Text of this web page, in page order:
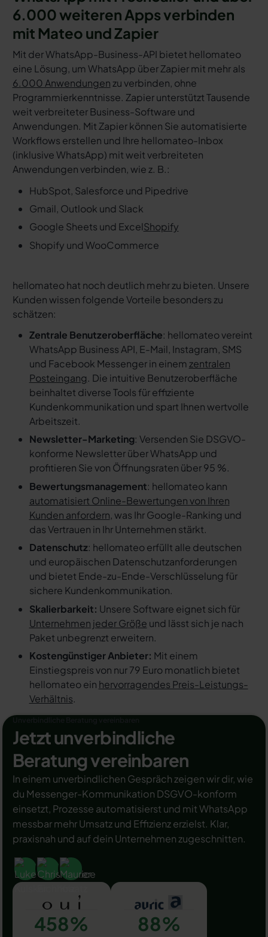
6.000 weiteren Apps verbinden
mit Mateo und Zapier
Mit der WhatsApp-Business-API bietet hellomateo
eine Lösung, um WhatsApp über Zapier mit mehr als
6.000 Anwendungenzu verbinden, ohne
Programmierkenntnisse. Zapier unterstützt Tausende
weit verbreiteter Business-Software und
Anwendungen. Mit Zapier können Sie automatisierte
Workflows erstellen und Ihre hellomateo-Inbox
(inklusive WhatsApp) mit weit verbreiteten
Anwendungen verbinden, wie z. B.:
HubSpot, Salesforce und Pipedrive
Gmail, Outlook und Slack
Google Sheets und ExcelShopify
Shopify und WooCommerce
hellomateo hat noch deutlich mehr zu bieten. Unsere
Kunden wissen folgende Vorteile besonders zu
schätzen:
Zentrale Benutzeroberfläche: hellomateo vereint
WhatsApp Business API, E-Mail, Instagram, SMS
und Facebook Messenger in einem zentralen
Posteingang. Die intuitive Benutzeroberfläche
beinhaltet diverse Tools für effiziente
Kundenkommunikation und spart Ihnen wertvolle
Arbeitszeit.
Newsletter-Marketing: Versenden Sie DSGVO-
konforme Newsletter über WhatsApp und
profitieren Sie von Öffnungsraten über 95 %.
Bewertungsmanagement: hellomateo kann
automatisiert Online-Bewertungen von Ihren
Kunden anfordern, was Ihr Google-Ranking und
das Vertrauen in Ihr Unternehmen stärkt.
Datenschutz: hellomateo erfüllt alle deutschen
und europäischen Datenschutzanforderungen
und bietet Ende-zu-Ende-Verschlüsselung für
sichere Kundenkommunikation.
Skalierbarkeit: Unsere Software eignet sich für
Unternehmen jeder Größe und lässt sich je nach
Paket unbegrenzt erweitern.
Kostengünstiger Anbieter: Mit einem
Einstiegspreis von nur 79 Euro monatlich bietet
hellomateo ein hervorragendes Preis-Leistungs-
Verhältnis.
Jetzt unverbindliche
Beratung vereinbaren
In einem unverbindlichen Gespräch zeigen wir dir, wie
du Messenger-Kommunikation DSGVO-konform
einsetzt, Prozesse automatisierst und mit WhatsApp
messbar mehr Umsatz und Effizienz erzielst. Klar,
praxisnah und auf dein Unternehmen zugeschnitten.
458% 88%